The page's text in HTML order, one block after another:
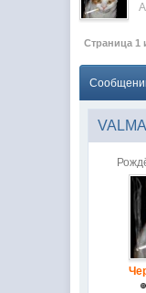
Страница 1